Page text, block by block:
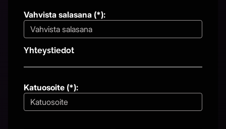
Vahvista salasana (*):
Yhteystiedot
Katuosoite (*):